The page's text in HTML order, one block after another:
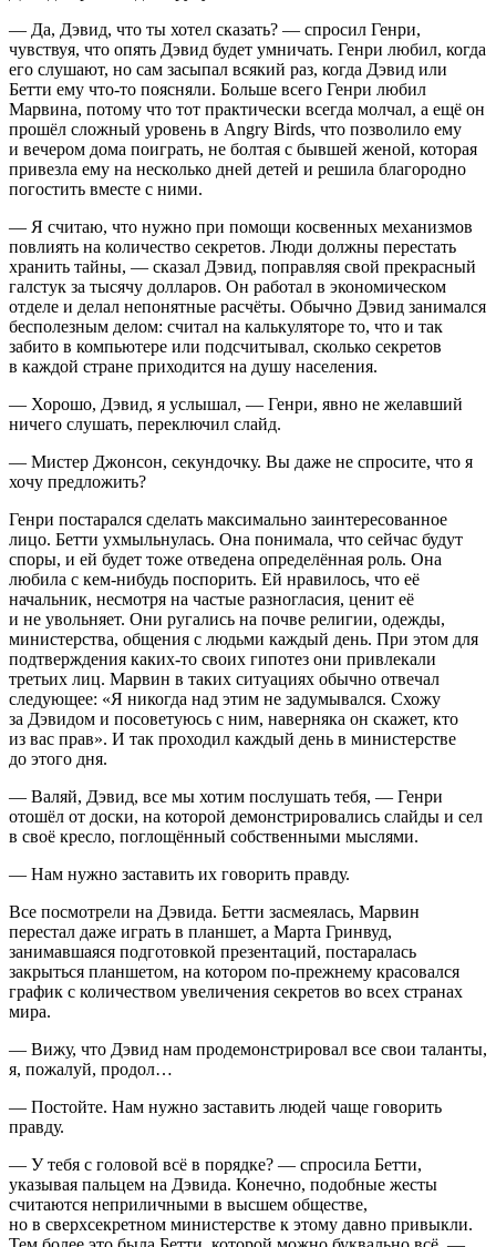
— Да, Дэвид, что ты хотел сказать? — спросил Генри,
чувствуя, что опять Дэвид будет умничать. Генри любил, когда
его слушают, но сам засыпал всякий раз, когда Дэвид или
Бетти ему что-то поясняли. Больше всего Генри любил
Марвина, потому что тот практически всегда молчал, а ещё он
прошёл сложный уровень в Angry Birds, что позволило ему
и вечером дома поиграть, не болтая с бывшей женой, которая
привезла ему на несколько дней детей и решила благородно
погостить вместе с ними.
— Я считаю, что нужно при помощи косвенных механизмов
повлиять на количество секретов. Люди должны перестать
хранить тайны, — сказал Дэвид, поправляя свой прекрасный
галстук за тысячу долларов. Он работал в экономическом
отделе и делал непонятные расчёты. Обычно Дэвид занимался
бесполезным делом: считал на калькуляторе то, что и так
забито в компьютере или подсчитывал, сколько секретов
в каждой стране приходится на душу населения.
— Хорошо, Дэвид, я услышал, — Генри, явно не желавший
ничего слушать, переключил слайд.
— Мистер Джонсон, секундочку. Вы даже не спросите, что я
хочу предложить?
Генри постарался сделать максимально заинтересованное
лицо. Бетти ухмыльнулась. Она понимала, что сейчас будут
споры, и ей будет тоже отведена определённая роль. Она
любила с кем-нибудь поспорить. Ей нравилось, что её
начальник, несмотря на частые разногласия, ценит её
и не увольняет. Они ругались на почве религии, одежды,
министерства, общения с людьми каждый день. При этом для
подтверждения каких-то своих гипотез они привлекали
третьих лиц. Марвин в таких ситуациях обычно отвечал
следующее: «Я никогда над этим не задумывался. Схожу
за Дэвидом и посоветуюсь с ним, наверняка он скажет, кто
из вас прав». И так проходил каждый день в министерстве
до этого дня.
— Валяй, Дэвид, все мы хотим послушать тебя, — Генри
отошёл от доски, на которой демонстрировались слайды и сел
в своё кресло, поглощённый собственными мыслями.
— Нам нужно заставить их говорить правду.
Все посмотрели на Дэвида. Бетти засмеялась, Марвин
перестал даже играть в планшет, а Марта Гринвуд,
занимавшаяся подготовкой презентаций, постаралась
закрыться планшетом, на котором по-прежнему красовался
график с количеством увеличения секретов во всех странах
мира.
— Вижу, что Дэвид нам продемонстрировал все свои таланты,
я, пожалуй, продол…
— Постойте. Нам нужно заставить людей чаще говорить
правду.
— У тебя с головой всё в порядке? — спросила Бетти,
указывая пальцем на Дэвида. Конечно, подобные жесты
считаются неприличными в высшем обществе,
но в сверхсекретном министерстве к этому давно привыкли.